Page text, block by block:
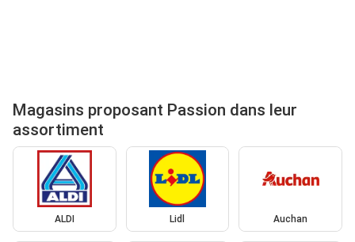
Magasins proposant Passion dans leur
assortiment
ALDI Lidl Auchan